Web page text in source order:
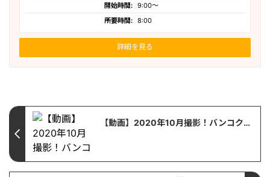
開始時間: 9:00〜
所要時間: 8:00
詳細を見る
【動画】2020年10月撮影！バンコク発・３大寺院を巡る半日王道市内観光へご案内